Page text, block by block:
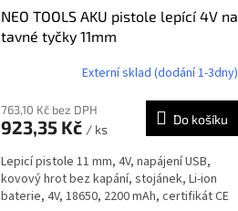
NEO TOOLS AKU pistole lepící 4V na
tavné tyčky 11mm
Externí sklad (dodání 1-3dny)
763,10 Kč bez DPH
923,35 Kč / ks
Do košíku
Lepicí pistole 11 mm, 4V, napájení USB,
kovový hrot bez kapání, stojánek, Li-ion
baterie, 4V, 18650, 2200 mAh, certifikát CE